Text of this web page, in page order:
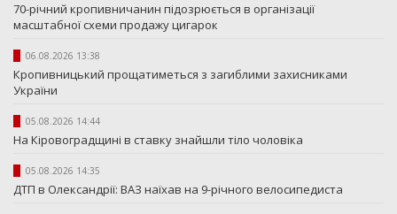
70-річний кропивничанин підозрюється в організації
масштабної схеми продажу цигарок
06.08.2026 13:38
Кропивницький прощатиметься з загиблими захисниками
України
05.08.2026 14:44
На Кіровоградщині в ставку знайшли тіло чоловіка
05.08.2026 14:35
ДТП в Олександрії: ВАЗ наїхав на 9-річного велосипедиста